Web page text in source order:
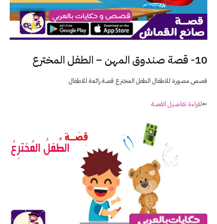
10- قصة صندوق المهن – الطفل المخترع
قصص مصورة للاطفال الطفل المخترع قصة رائعة للاطفال
⇐لقراءة تفاصيل القصة